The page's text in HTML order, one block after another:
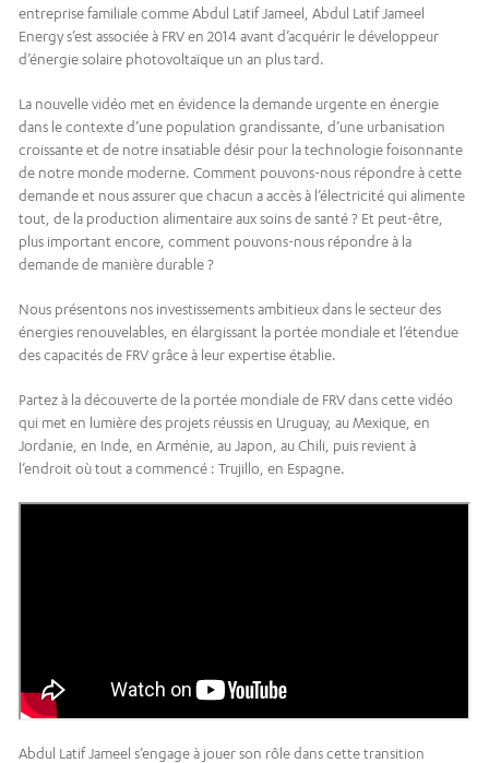
entreprise familiale comme Abdul Latif Jameel, Abdul Latif Jameel
Energy s’est associée à FRV en 2014 avant d’acquérir le développeur
d’énergie solaire photovoltaïque un an plus tard.
La nouvelle vidéo met en évidence la demande urgente en énergie
dans le contexte d’une population grandissante, d’une urbanisation
croissante et de notre insatiable désir pour la technologie foisonnante
de notre monde moderne. Comment pouvons-nous répondre à cette
demande et nous assurer que chacun a accès à l’électricité qui alimente
tout, de la production alimentaire aux soins de santé ? Et peut-être,
plus important encore, comment pouvons-nous répondre à la
demande de manière durable ?
Nous présentons nos investissements ambitieux dans le secteur des
énergies renouvelables, en élargissant la portée mondiale et l’étendue
des capacités de FRV grâce à leur expertise établie.
Partez à la découverte de la portée mondiale de FRV dans cette vidéo
qui met en lumière des projets réussis en Uruguay, au Mexique, en
Jordanie, en Inde, en Arménie, au Japon, au Chili, puis revient à
l’endroit où tout a commencé : Trujillo, en Espagne.
Abdul Latif Jameel s’engage à jouer son rôle dans cette transition